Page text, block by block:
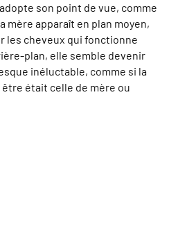
son point de vue, comme
mère apparaît en plan moyen,
les cheveux qui fonctionne
plan, elle semble devenir
inéluctable, comme si la
était celle de mère ou